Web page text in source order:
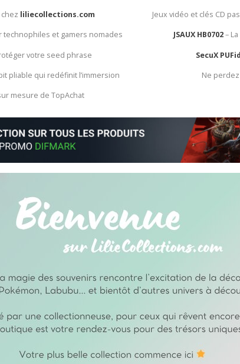
liliecollections.com
technophiles et gamers nomades
votre seed phrase
pliable qui redéfinit l’immersion
mesure de TopAchat
Jeux vidéo et clés CD
JSAUX HB0702–
SecuX
Ne